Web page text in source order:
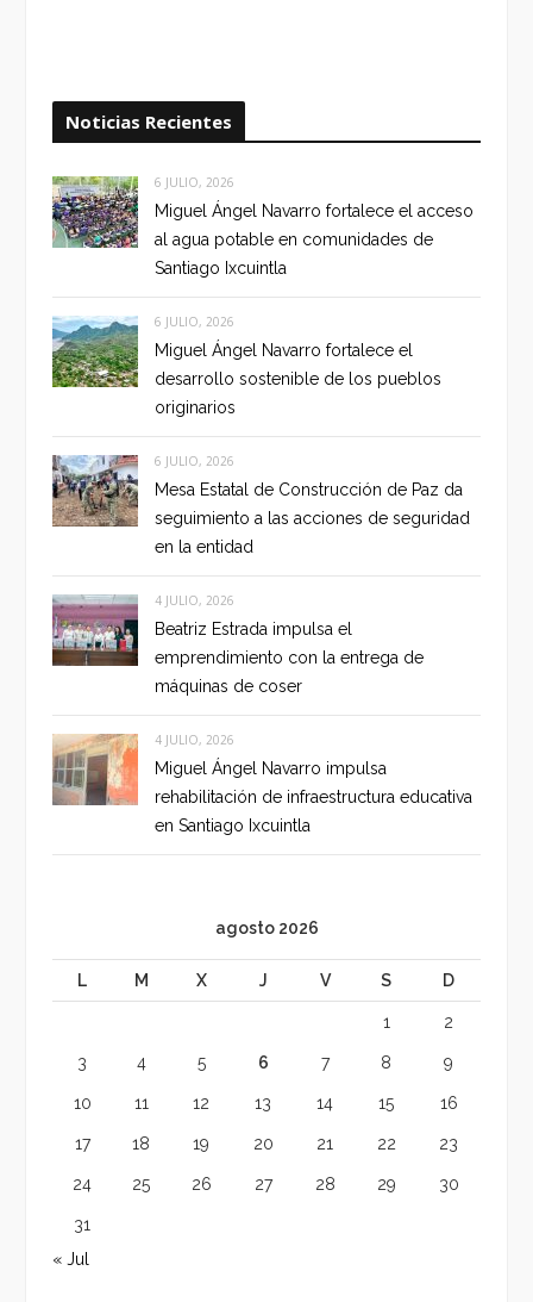
Noticias Recientes
6 JULIO, 2026
Miguel Ángel Navarro fortalece el acceso
al agua potable en comunidades de
Santiago Ixcuintla
6 JULIO, 2026
Miguel Ángel Navarro fortalece el
desarrollo sostenible de los pueblos
originarios
6 JULIO, 2026
Mesa Estatal de Construcción de Paz da
seguimiento a las acciones de seguridad
en la entidad
4 JULIO, 2026
Beatriz Estrada impulsa el
emprendimiento con la entrega de
máquinas de coser
4 JULIO, 2026
Miguel Ángel Navarro impulsa
rehabilitación de infraestructura educativa
en Santiago Ixcuintla
agosto 2026
L M X J V S D
1 2
3 4 5 6 7 8 9
10 11 12 13 14 15 16
17 18 19 20 21 22 23
24 25 26 27 28 29 30
31
« Jul